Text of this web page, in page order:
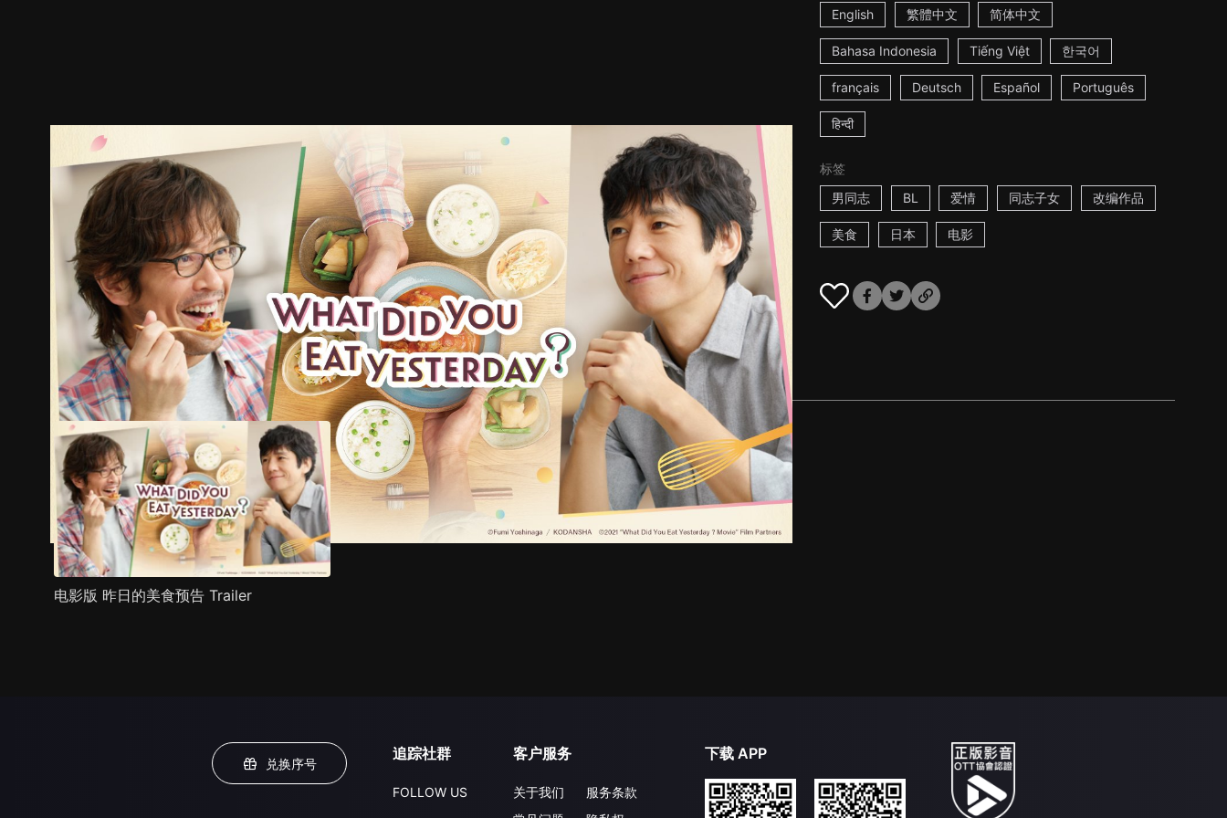
English 繁體中文 简体中文
Bahasa Indonesia Tiếng Việt 한국어
français Deutsch Español Português
हिन्दी
标签
男同志
BL 爱情 同志子女 改编作品
美食 日本 电影
预告 剧照 推荐影片 剧情介绍
电影版 昨日的美食预告 Trailer
兑换序号
追踪社群
FOLLOW US
客户服务
关于我们
服务条款
下载 APP